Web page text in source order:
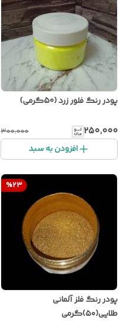
پودر رنگ فلور زرد (50گرمی)
۲۵۰٬۰۰۰ ۳۰۰٬۰۰۰
افزودن به سبد
%23
پودر رنگ فلز آلمانی
طلایی(۵۰)گرمی